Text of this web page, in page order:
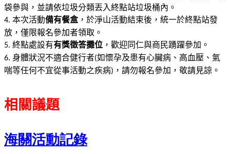
袋參與，並請依垃圾分類丟入終點站垃圾桶內。
4. 本次活動備有餐盒，於淨山活動結束後，統一於終點站發
放，僅限報名參加者領取。
5. 終點處設有有獎徵答攤位 ，歡迎同仁與商民踴躍參加。
6. 身體狀況不適合健行者(如懷孕及患有心臟病、高血壓、氣
喘等任何不宜從事活動之疾病) ，請勿報名參加，敬請見諒。
相關議題
海關活動記錄